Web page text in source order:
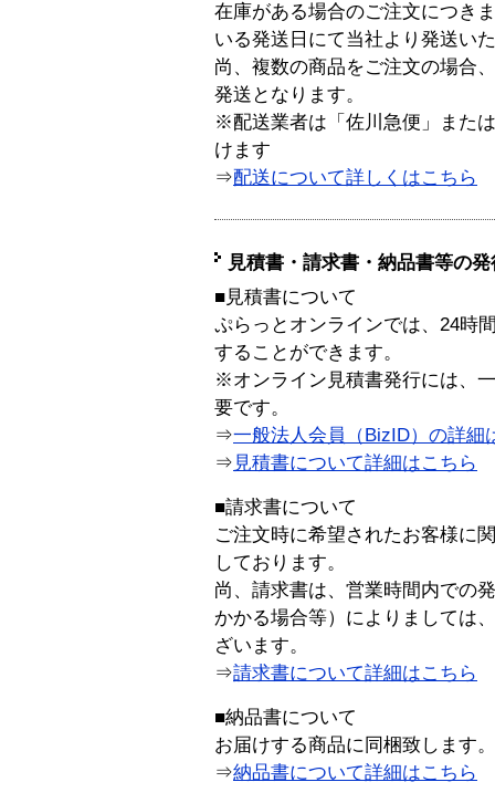
在庫がある場合のご注文につき
いる発送日にて当社より発送い
尚、複数の商品をご注文の場合
発送となります。
※配送業者は「佐川急便」また
けます
⇒配送について詳しくはこちら
見積書・請求書・納品書等の
■見積書について
ぷらっとオンラインでは、24時
することができます。
※オンライン見積書発行には、
要です。
⇒一般法人会員（BizID）の詳細
⇒ 見積書について詳細はこちら
■請求書について
ご注文時に希望されたお客様に
しております。
尚、請求書は、営業時間内での
かかる場合等）によりましては
ざいます。
⇒請求書について詳細はこちら
■納品書について
お届けする商品に同梱致します。
⇒納品書について詳細はこちら